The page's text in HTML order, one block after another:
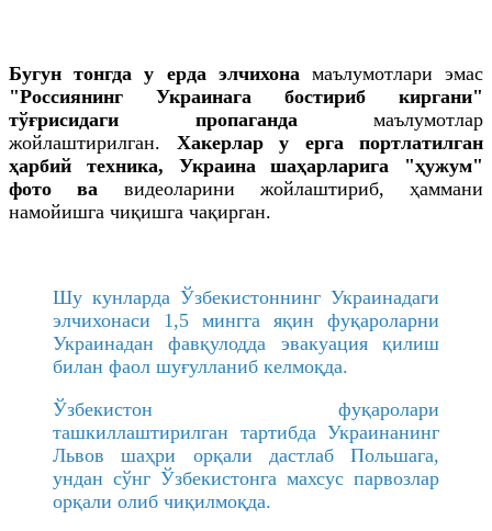
Бугун тонгда у ерда элчихона маълумотлари эмас
"Россиянинг Украинага бостириб киргани"
тўғрисидаги пропаганда маълумотлар
жойлаштирилган. Хакерлар у ерга портлатилган
ҳарбий техника, Украина шаҳарларига "ҳужум"
фото ва видеоларини жойлаштириб, ҳаммани
намойишга чиқишга чақирган.
Шу кунларда Ўзбекистоннинг Украинадаги
элчихонаси 1,5 мингга яқин фуқароларни
Украинадан фавқулодда эвакуация қилиш
билан фаол шуғулланиб келмоқда.
Ўзбекистон фуқаролари
ташкиллаштирилган тартибда Украинанинг
Львов шаҳри орқали дастлаб Польшага,
ундан сўнг Ўзбекистонга махсус парвозлар
орқали олиб чиқилмоқда.